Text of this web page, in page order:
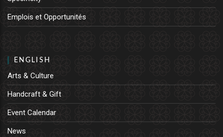
Emplois et Opportunités
ENGLISH
Arts & Culture
Handcraft & Gift
Event Calendar
News